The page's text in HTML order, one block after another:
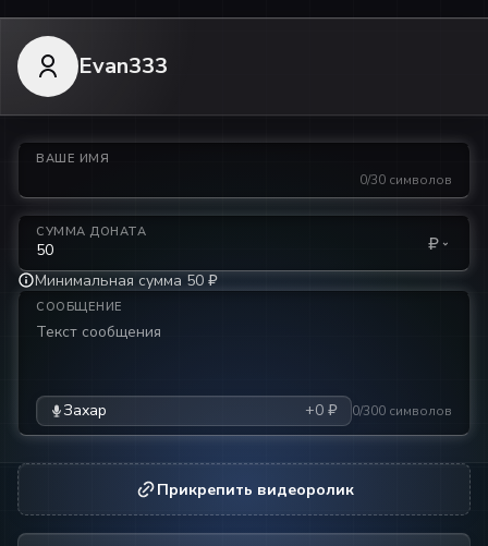
Evan333
ВАШЕ ИМЯ
0/30 символов
СУММА ДОНАТА ₽
Минимальная сумма 50 ₽
СООБЩЕНИЕ
Захар +0 ₽ 0/300 символов
Прикрепить видеоролик